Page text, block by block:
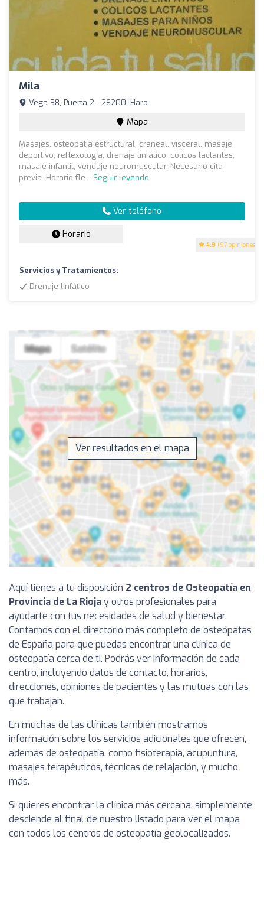
Mila
4.9 (97 opiniones)
Vega 38, Puerta 2 - 26200, Haro
Mapa
Masajes, osteopatía estructural, craneal, visceral, masaje
deportivo, reflexología, drenaje linfático, cólicos lactantes,
masaje infantil, vendaje neuromuscular. Necesario cita
previa. Horario fle... Seguir leyendo
Ver teléfono
Horario
Servicios y Tratamientos:
Drenaje linfático
Ver resultados en el mapa
Aquí tienes a tu disposición 2 centros de Osteopatía en
Provincia de La Riojay otros profesionales para
ayudarte con tus necesidades de salud y bienestar.
Contamos con el directorio más completo de osteópatas
de España para que puedas encontrar una clínica de
osteopatía cerca de ti. Podrás ver información de cada
centro, incluyendo datos de contacto, horarios,
direcciones, opiniones de pacientes y las mutuas con las
que trabajan.
En muchas de las clínicas también mostramos
información sobre los servicios adicionales que ofrecen,
además de osteopatía, como fisioterapia, acupuntura,
masajes terapéuticos, técnicas de relajación, y mucho
más.
Si quieres encontrar la clínica más cercana, simplemente
desciende al final de nuestro listado para ver el mapa
con todos los centros de osteopatía geolocalizados.